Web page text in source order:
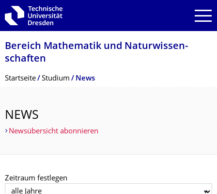
Zur Hauptnavigation springen
Zur Suche springen
Zum Inhalt springen
Bereich Mathematik und Natur­wissen­
schaften
Breadcrumb-Menü
Startseite Studium News
NEWS
Newsübersicht abonnieren
Zeitraum festlegen
Jahr auswählen